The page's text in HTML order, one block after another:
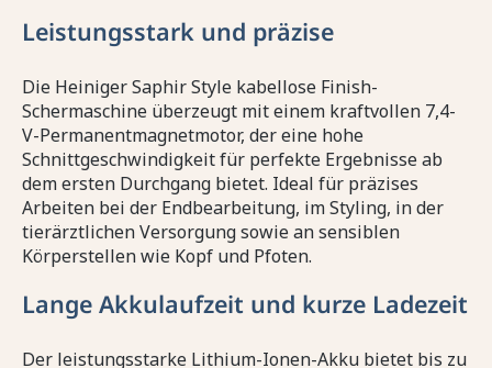
Leistungsstark und präzise
Die Heiniger Saphir Style kabellose Finish-
Schermaschine überzeugt mit einem kraftvollen 7,4-
V-Permanentmagnetmotor, der eine hohe
Schnittgeschwindigkeit für perfekte Ergebnisse ab
dem ersten Durchgang bietet. Ideal für präzises
Arbeiten bei der Endbearbeitung, im Styling, in der
tierärztlichen Versorgung sowie an sensiblen
Körperstellen wie Kopf und Pfoten.
Lange Akkulaufzeit und kurze Ladezeit
Der leistungsstarke Lithium-Ionen-Akku bietet bis zu